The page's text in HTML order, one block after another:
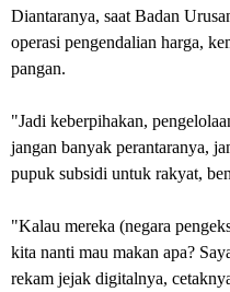
Diantaranya, saat Badan
operasi pengendalian harga,
pangan.
"Jadi keberpihakan,
jangan banyak perantaranya,
pupuk subsidi untuk rakyat,
"Kalau mereka (negara
kita nanti mau makan apa?
rekam jejak digitalnya,